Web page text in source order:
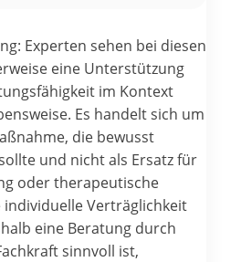
Experten sehen bei diesen
eine Unterstützung
im Kontext
Es handelt sich um
die bewusst
und nicht als Ersatz für
oder therapeutische
individuelle Verträglichkeit
eine Beratung durch
sinnvoll ist,